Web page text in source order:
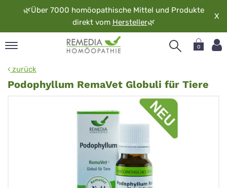
🌿Über 7000 homöopathische Mittel und Produkte
direkt vom Hersteller🌿
X
0
zurück
Podophyllum RemaVet Globuli für Tiere